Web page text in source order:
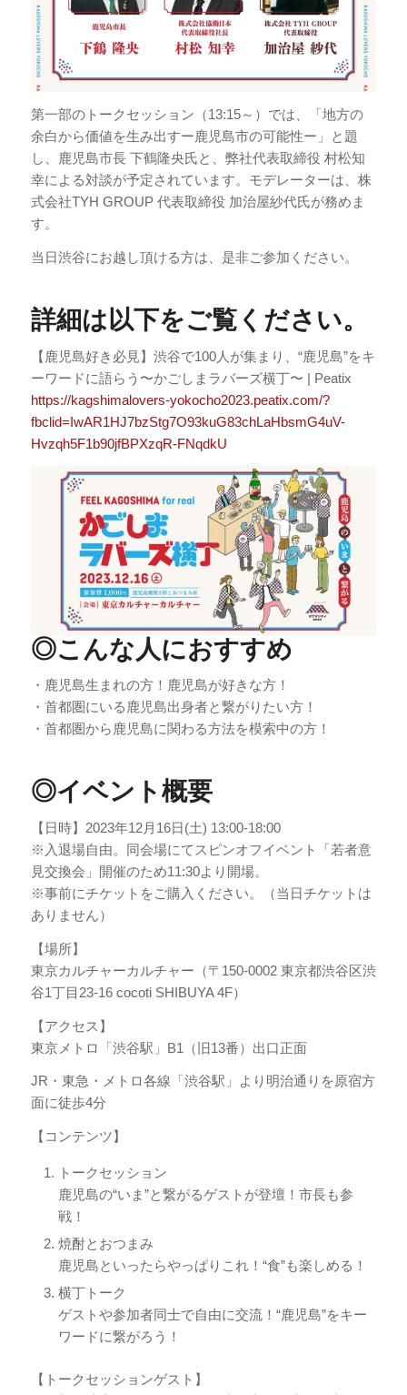
第一部のトークセッション（13:15～）では、「地方の
余白から価値を生み出すー鹿児島市の可能性ー」と題
し、鹿児島市長 下鶴隆央氏と、弊社代表取締役 村松知
幸による対談が予定されています。モデレーターは、株
式会社TYH GROUP 代表取締役 加治屋紗代氏が務めま
す。
当日渋谷にお越し頂ける方は、是非ご参加ください。
詳細は以下をご覧ください。
【鹿児島好き必見】渋谷で100人が集まり、“鹿児島”をキ
ーワードに語らう〜かごしまラバーズ横丁〜 | Peatix
https://kagshimalovers-yokocho2023.peatix.com/?
fbclid=IwAR1HJ7bzStg7O93kuG83chLaHbsmG4uV-
Hvzqh5F1b90jfBPXzqR-FNqdkU
◎こんな人におすすめ
・鹿児島生まれの方！鹿児島が好きな方！
・首都圏にいる鹿児島出身者と繋がりたい方！
・首都圏から鹿児島に関わる方法を模索中の方！
◎イベント概要
【日時】2023年12月16日(土) 13:00-18:00
※入退場自由。同会場にてスピンオフイベント「若者意
見交換会」開催のため11:30より開場。
※事前にチケットをご購入ください。（当日チケットは
ありません）
【場所】
東京カルチャーカルチャー（〒150-0002 東京都渋谷区渋
谷1丁目23-16 cocoti SHIBUYA 4F）
【アクセス】
東京メトロ「渋谷駅」B1（旧13番）出口正面
JR・東急・メトロ各線「渋谷駅」より明治通りを原宿方
面に徒歩4分
【コンテンツ】
トークセッション
鹿児島の“いま”と繋がるゲストが登壇！市長も参
戦！
焼酎とおつまみ
鹿児島といったらやっぱりこれ！“食”も楽しめる！
横丁トーク
ゲストや参加者同士で自由に交流！“鹿児島”をキー
ワードに繋がろう！
【トークセッションゲスト】